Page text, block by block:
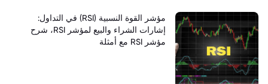
مؤشر القوة النسبية (RSI) في التداول:
إشارات الشراء والبيع لمؤشر RSI، شرح
مؤشر RSI مع أمثلة